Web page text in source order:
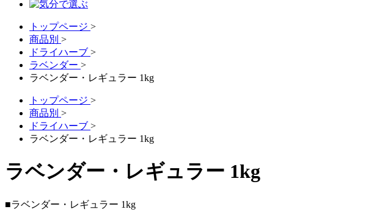
トップページ >
商品別 >
ドライハーブ >
ラベンダー >
ラベンダー・レギュラー 1kg
トップページ >
商品別 >
ドライハーブ >
ラベンダー・レギュラー 1kg
ラベンダー・レギュラー 1kg
■ラベンダー・レギュラー 1kg